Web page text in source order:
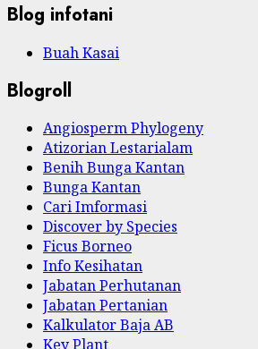
Blog infotani
Buah Kasai
Blogroll
Angiosperm Phylogeny
Atizorian Lestarialam
Benih Bunga Kantan
Bunga Kantan
Cari Imformasi
Discover by Species
Ficus Borneo
Info Kesihatan
Jabatan Perhutanan
Jabatan Pertanian
Kalkulator Baja AB
Key Plant